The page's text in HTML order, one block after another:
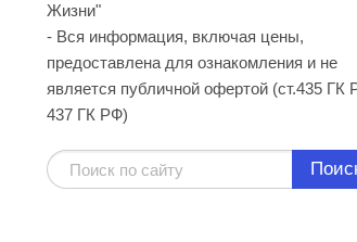
Жизни"
- Вся информация, включая цены,
предоставлена для ознакомления и не
является публичной офертой (ст.435 ГК
437 ГК РФ)